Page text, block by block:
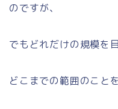
のですが、
でもどれだけの規模を
どこまでの範囲のこと